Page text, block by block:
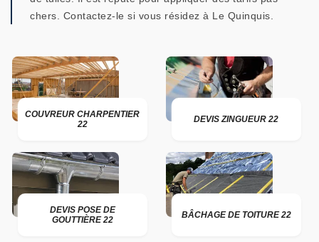
chers. Contactez-le si vous résidez à Le Quinquis.
COUVREUR CHARPENTIER
22
DEVIS ZINGUEUR 22
DEVIS POSE DE
GOUTTIÈRE 22
BÂCHAGE DE TOITURE 22